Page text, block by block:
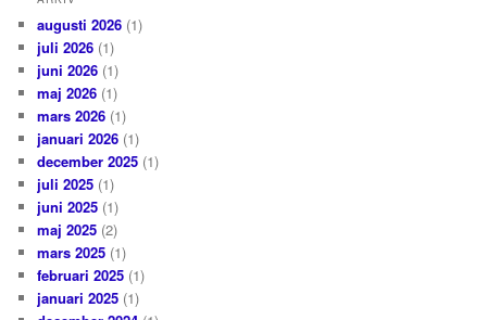
augusti 2026 (1)
juli 2026 (1)
juni 2026 (1)
maj 2026 (1)
mars 2026 (1)
januari 2026 (1)
december 2025 (1)
juli 2025 (1)
juni 2025 (1)
maj 2025 (2)
mars 2025 (1)
februari 2025 (1)
januari 2025 (1)